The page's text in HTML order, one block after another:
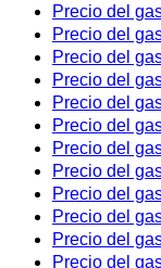
Precio del
Precio del
Precio del
Precio del
Precio del
Precio del
Precio del
Precio del
Precio del
Precio del
Precio del
Precio del